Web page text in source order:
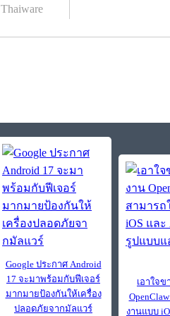
Thaiware
Google ประกาศ Android
17 จะมาพร้อมกับฟีเจอร์
มากมายป้องกันให้เครื่อง
ปลอดภัยจากมัลแวร์
เอาใจข
งานแบบ